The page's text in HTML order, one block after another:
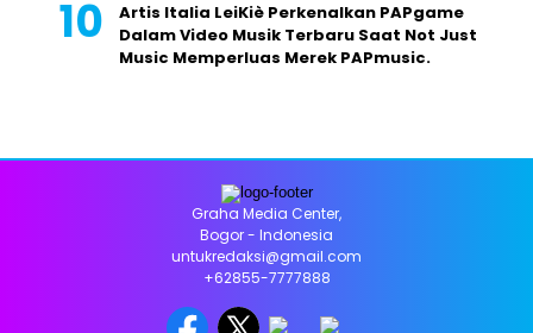
Artis Italia LeiKiè Perkenalkan PAPgame
Dalam Video Musik Terbaru Saat Not Just
Music Memperluas Merek PAPmusic.
Graha Media Center,
Bogor - Indonesia
untukredaksi@gmail.com
+62855-7777888